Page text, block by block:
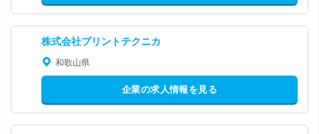
株式会社プリントテクニカ
和歌山県
企業の求人情報を見る